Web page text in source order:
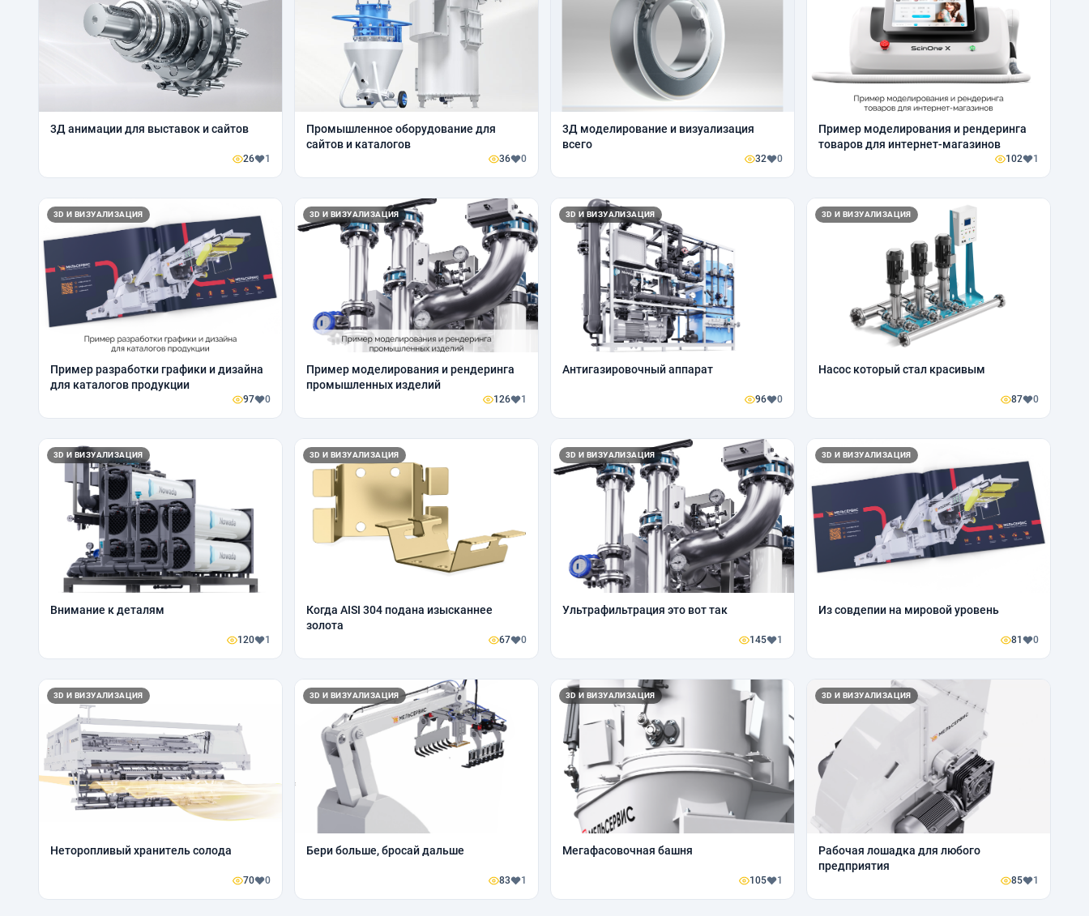
3Д анимации для выставок и сайтов
26 1
Промышленное оборудование для
сайтов и каталогов
36 0
3Д моделирование и визуализация
всего
32 0
Пример моделирования и рендеринга
товаров для интернет-магазинов
102 1
3D И ВИЗУАЛИЗАЦИЯ
Пример разработки графики и дизайна
для каталогов продукции
97 0
3D И ВИЗУАЛИЗАЦИЯ
Пример моделирования и рендеринга
промышленных изделий
126 1
3D И ВИЗУАЛИЗАЦИЯ
Антигазировочный аппарат
96 0
3D И ВИЗУАЛИЗАЦИЯ
Насос который стал красивым
87 0
3D И ВИЗУАЛИЗАЦИЯ
Внимание к деталям
120 1
3D И ВИЗУАЛИЗАЦИЯ
Когда AISI 304 подана изысканнее
золота
67 0
3D И ВИЗУАЛИЗАЦИЯ
Ультрафильтрация это вот так
145 1
3D И ВИЗУАЛИЗАЦИЯ
Из совдепии на мировой уровень
81 0
3D И ВИЗУАЛИЗАЦИЯ
Неторопливый хранитель солода
70 0
3D И ВИЗУАЛИЗАЦИЯ
Бери больше, бросай дальше
83 1
3D И ВИЗУАЛИЗАЦИЯ
Мегафасовочная башня
105 1
3D И ВИЗУАЛИЗАЦИЯ
Рабочая лошадка для любого
предприятия
85 1